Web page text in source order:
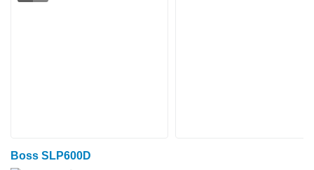
Boss SLP600D